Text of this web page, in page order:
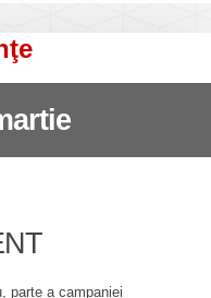
parte a campaniei